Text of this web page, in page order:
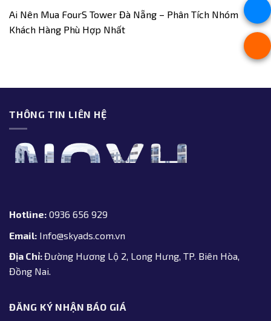
Ai Nên Mua FourS Tower Đà Nẵng – Phân Tích Nhóm
Khách Hàng Phù Hợp Nhất
THÔNG TIN LIÊN HỆ
Hotline: 0936 656 929
Email: Info@skyads.com.vn
Địa Chỉ:Đường Hương Lộ 2, Long Hưng, TP. Biên Hòa,
Đồng Nai.
ĐĂNG KÝ NHẬN BÁO GIÁ